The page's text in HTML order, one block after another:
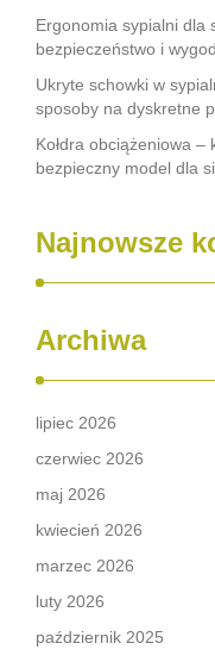
Ergonomia sypialni dla
bezpieczeństwo i
Ukryte schowki w
sposoby na dyskretne
Kołdra obciążeniowa
bezpieczny model dla
Najnowsze
Archiwa
lipiec 2026
czerwiec 2026
maj 2026
kwiecień 2026
marzec 2026
luty 2026
październik 2025